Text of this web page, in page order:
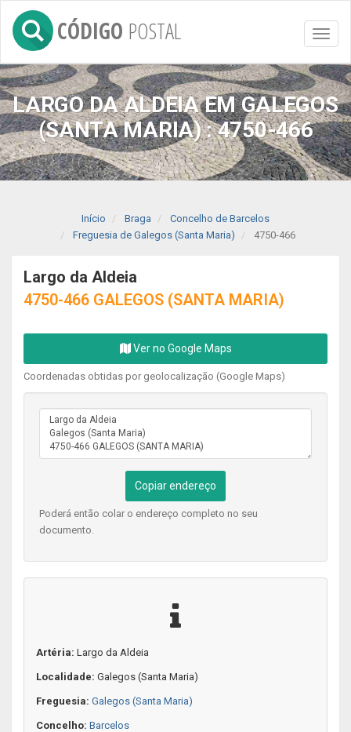
Toggle
CÓDIGO POSTAL
LARGO DA ALDEIA EM GALEGOS
(SANTA MARIA) : 4750-466
Início Braga
Concelho de Barcelos
Freguesia de Galegos (Santa Maria)
4750-466
Largo da Aldeia
4750-466 GALEGOS (SANTA MARIA)
Ver no Google Maps
Coordenadas obtidas por geolocalização (Google Maps)
Copiar endereço
Poderá então colar o endereço completo no seu
documento.
Artéria: Largo da Aldeia
Localidade: Galegos (Santa Maria)
Freguesia: Galegos (Santa Maria)
Concelho: Barcelos